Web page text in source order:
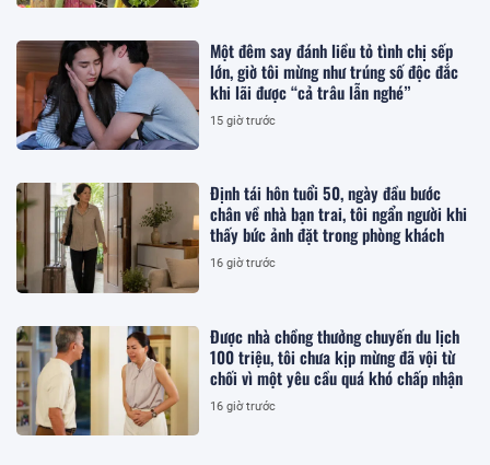
Một đêm say đánh liều tỏ tình chị sếp
lớn, giờ tôi mừng như trúng số độc đắc
khi lãi được “cả trâu lẫn nghé”
15 giờ trước
Định tái hôn tuổi 50, ngày đầu bước
chân về nhà bạn trai, tôi ngẩn người khi
thấy bức ảnh đặt trong phòng khách
16 giờ trước
Được nhà chồng thưởng chuyến du lịch
100 triệu, tôi chưa kịp mừng đã vội từ
chối vì một yêu cầu quá khó chấp nhận
16 giờ trước